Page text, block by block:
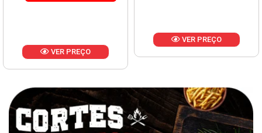
VER PREÇO
VER PREÇO